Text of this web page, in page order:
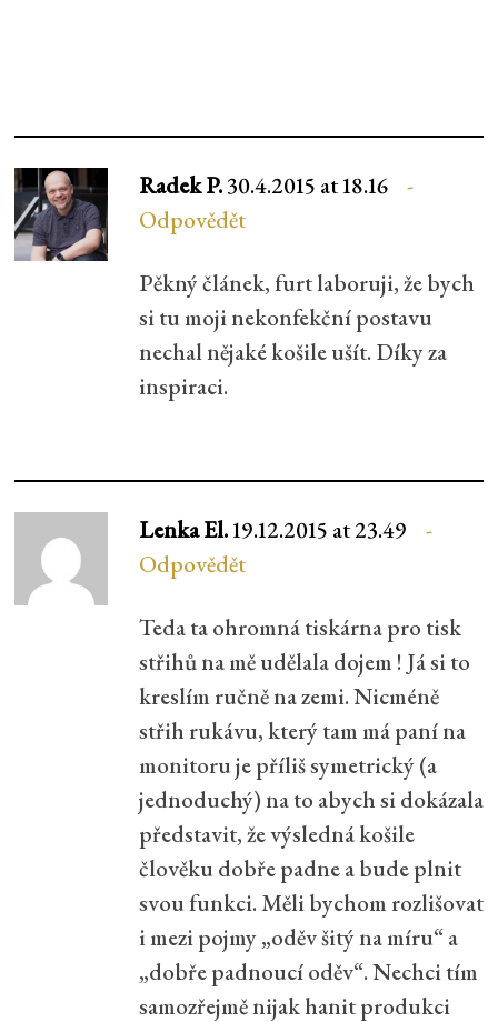
Radek P.30.4.2015 at 18.16
Odpovědět
Pěkný článek, furt laboruji, že bych
si tu moji nekonfekční postavu
nechal nějaké košile ušít. Díky za
inspiraci.
Lenka El.19.12.2015 at 23.49
Odpovědět
Teda ta ohromná tiskárna pro tisk
střihů na mě udělala dojem ! Já si to
kreslím ručně na zemi. Nicméně
střih rukávu, který tam má paní na
monitoru je příliš symetrický (a
jednoduchý) na to abych si dokázala
představit, že výsledná košile
člověku dobře padne a bude plnit
svou funkci. Měli bychom rozlišovat
i mezi pojmy „oděv šitý na míru“ a
„dobře padnoucí oděv“. Nechci tím
samozřejmě nijak hanit produkci